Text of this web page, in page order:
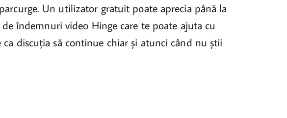
Un utilizator gratuit poate aprecia până la
îndemnuri video Hinge care te poate ajuta cu
discuția să continue chiar și atunci când nu știi